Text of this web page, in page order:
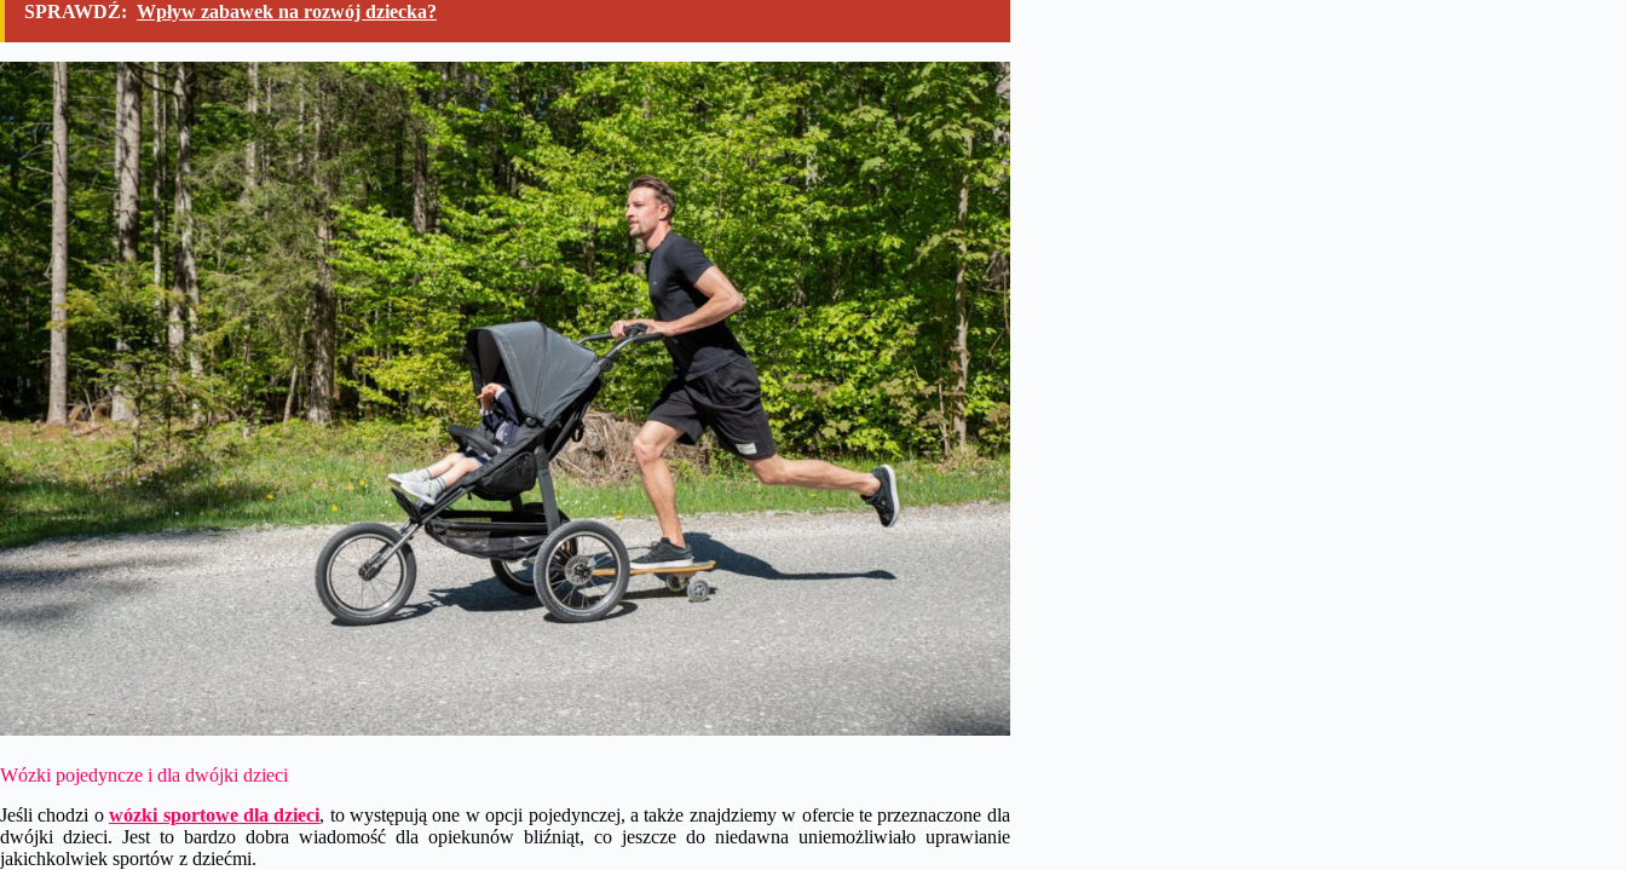
SPRAWDŹ: Wpływ zabawek na rozwój dziecka?
Wózki pojedyncze i dla dwójki dzieci
Jeśli chodzi owózki sportowe dla dzieci, to występują one w opcji pojedynczej, a także znajdziemy w ofercie te przeznaczone dla
dwójki dzieci. Jest to bardzo dobra wiadomość dla opiekunów bliźniąt, co jeszcze do niedawna uniemożliwiało uprawianie
jakichkolwiek sportów z dziećmi.